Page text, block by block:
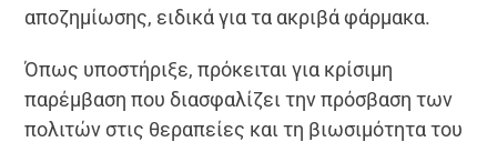
αποζημίωσης, ειδικά για τα ακριβά φάρμακα.
Όπως υποστήριξε, πρόκειται για κρίσιμη
παρέμβαση που διασφαλίζει την πρόσβαση των
πολιτών στις θεραπείες και τη βιωσιμότητα του